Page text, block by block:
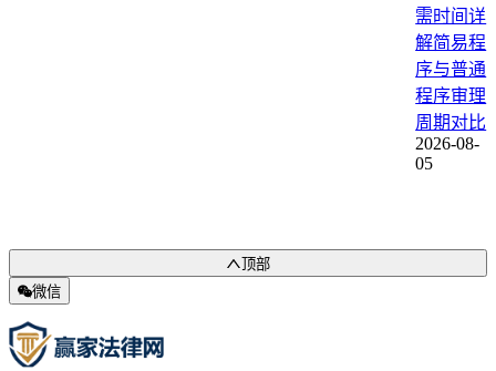
需时间详
解简易程
序与普通
程序审理
周期对比
2026-08-
05
顶部
微信